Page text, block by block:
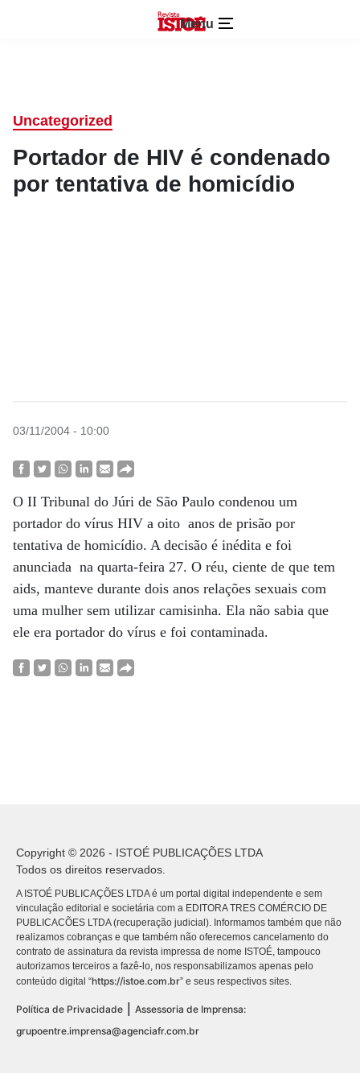
Menu
Uncategorized
Portador de HIV é condenado
por tentativa de homicídio
03/11/2004 - 10:00
O II Tribunal do Júri de São Paulo condenou um
portador do vírus HIV a oito anos de prisão por
tentativa de homicídio. A decisão é inédita e foi
anunciada na quarta-feira 27. O réu, ciente de que tem
aids, manteve durante dois anos relações sexuais com
uma mulher sem utilizar camisinha. Ela não sabia que
ele era portador do vírus e foi contaminada.
Copyright © 2026 - ISTOÉ PUBLICAÇÕES LTDA
Todos os direitos reservados.
A ISTOÉ PUBLICAÇÕES LTDA é um portal digital independente e sem
vinculação editorial e societária com a EDITORA TRES COMÉRCIO DE
PUBLICACÕES LTDA (recuperação judicial). Informamos também que não
realizamos cobranças e que também não oferecemos cancelamento do
contrato de assinatura da revista impressa de nome ISTOÉ, tampouco
autorizamos terceiros a fazê-lo, nos responsabilizamos apenas pelo
conteúdo digital “https://istoe.com.br” e seus respectivos sites.
Política de Privacidade
Assessoria de Imprensa:
grupoentre.imprensa@agenciafr.com.br